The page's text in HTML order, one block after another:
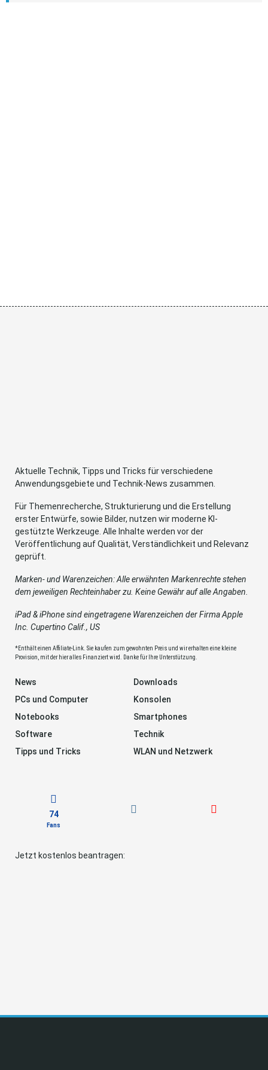
Aktuelle Technik, Tipps und Tricks für verschiedene
Anwendungsgebiete und Technik-News zusammen.
Für Themenrecherche, Strukturierung und die Erstellung
erster Entwürfe, sowie Bilder, nutzen wir moderne KI-
gestützte Werkzeuge. Alle Inhalte werden vor der
Veröffentlichung auf Qualität, Verständlichkeit und Relevanz
geprüft.
Marken- und Warenzeichen: Alle erwähnten Markenrechte stehen
dem jeweiligen Rechteinhaber zu. Keine Gewähr auf alle Angaben.
iPad & iPhone sind eingetragene Warenzeichen der Firma Apple
Inc. Cupertino Calif., US
*Enthält einen Affiliate-Link. Sie kaufen zum gewohnten Preis und wir erhalten eine kleine
Provision, mit der hier alles Finanziert wird. Danke für Ihre Unterstützung.
News
Downloads
PCs und Computer
Konsolen
Notebooks
Smartphones
Software
Technik
Tipps und Tricks
WLAN und Netzwerk
74
Fans
Jetzt kostenlos beantragen: